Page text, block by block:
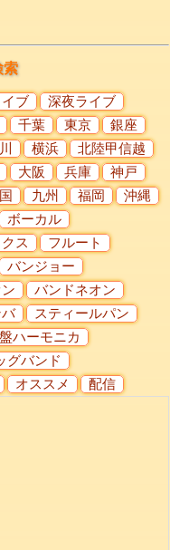
索
ブ
深夜ライブ
千葉 東京
銀座
横浜
北陸甲信越
大阪 兵庫
神戸
九州 福岡
沖縄
ボーカル
ス
フルート
バンジョー
バンドネオン
スティールパン
ハーモニカ
グバンド
オススメ 配信